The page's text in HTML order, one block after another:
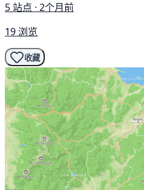
5 站点 · 2个月前
19 浏览
收藏